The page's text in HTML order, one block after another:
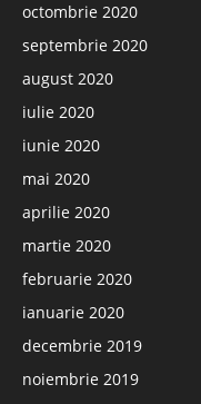
octombrie 2020
septembrie 2020
august 2020
iulie 2020
iunie 2020
mai 2020
aprilie 2020
martie 2020
februarie 2020
ianuarie 2020
decembrie 2019
noiembrie 2019